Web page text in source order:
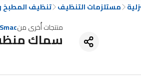
مستلزمات التنظيف تنظيف المطبخ
منتجات أُخرى منSmac
سماك منظف